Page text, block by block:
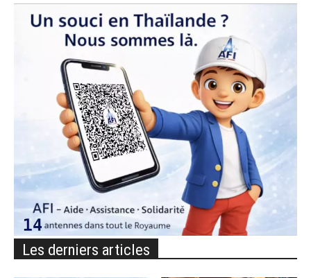
Les derniers articles